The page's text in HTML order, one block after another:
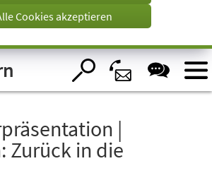
Cookies akzeptieren
|
Zurück in die